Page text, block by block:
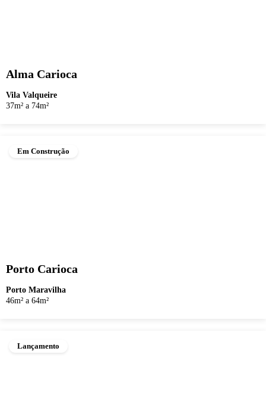
Alma Carioca
Vila Valqueire
37m² a 74m²
Em Construção
Porto Carioca
Porto Maravilha
46m² a 64m²
Lançamento